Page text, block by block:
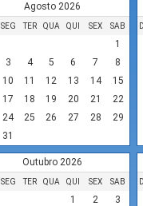
Agosto 2026
SEG TER QUA QUI SEX SAB
1
3 4 5 6 7
8
10 11 12 13 14
15
17 18 19 20 21
22
24 25 26 27 28
29
31
Outubro 2026
SEG TER QUA QUI SEX SAB
1 2
3